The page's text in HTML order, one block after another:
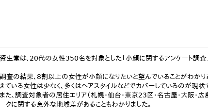
資生堂は、20代の女性350名を対象とした「小顔に関するアンケート調査
調査の結果、8割以上の女性が小顔になりたいと望んでいることがわかり
えている女性は少なく、多くはヘアスタイルなどでカバーしているのが現状
また、調査対象者の居住エリア（札幌・仙台・東京23区・名古屋・大阪・広
ークに関する意外な地域差があることもわかりました。